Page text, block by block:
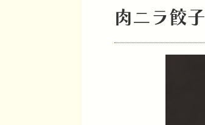
肉ニラ餃子